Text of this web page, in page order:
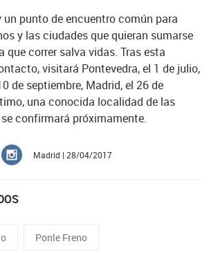
punto de encuentro común para
y las ciudades que quieran sumarse
que correr salva vidas. Tras esta
visitará Pontevedra, el 1 de julio,
de septiembre, Madrid, el 26 de
una conocida localidad de las
confirmará próximamente.
Madrid | 28/04/2017
Ponle Freno